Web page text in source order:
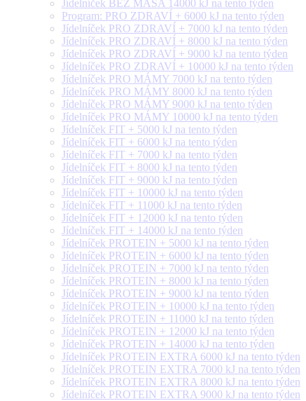
Jídelníček BEZ MASA 14000 kJ na tento týden
Program: PRO ZDRAVÍ + 6000 kJ na tento týden
Jídelníček PRO ZDRAVÍ + 7000 kJ na tento týden
Jídelníček PRO ZDRAVÍ + 8000 kJ na tento týden
Jídelníček PRO ZDRAVÍ + 9000 kJ na tento týden
Jídelníček PRO ZDRAVÍ + 10000 kJ na tento týden
Jídelníček PRO MÁMY 7000 kJ na tento týden
Jídelníček PRO MÁMY 8000 kJ na tento týden
Jídelníček PRO MÁMY 9000 kJ na tento týden
Jídelníček PRO MÁMY 10000 kJ na tento týden
Jídelníček FIT + 5000 kJ na tento týden
Jídelníček FIT + 6000 kJ na tento týden
Jídelníček FIT + 7000 kJ na tento týden
Jídelníček FIT + 8000 kJ na tento týden
Jídelníček FIT + 9000 kJ na tento týden
Jídelníček FIT + 10000 kJ na tento týden
Jídelníček FIT + 11000 kJ na tento týden
Jídelníček FIT + 12000 kJ na tento týden
Jídelníček FIT + 14000 kJ na tento týden
Jídelníček PROTEIN + 5000 kJ na tento týden
Jídelníček PROTEIN + 6000 kJ na tento týden
Jídelníček PROTEIN + 7000 kJ na tento týden
Jídelníček PROTEIN + 8000 kJ na tento týden
Jídelníček PROTEIN + 9000 kJ na tento týden
Jídelníček PROTEIN + 10000 kJ na tento týden
Jídelníček PROTEIN + 11000 kJ na tento týden
Jídelníček PROTEIN + 12000 kJ na tento týden
Jídelníček PROTEIN + 14000 kJ na tento týden
Jídelníček PROTEIN EXTRA 6000 kJ na tento týden
Jídelníček PROTEIN EXTRA 7000 kJ na tento týden
Jídelníček PROTEIN EXTRA 8000 kJ na tento týden
Jídelníček PROTEIN EXTRA 9000 kJ na tento týden